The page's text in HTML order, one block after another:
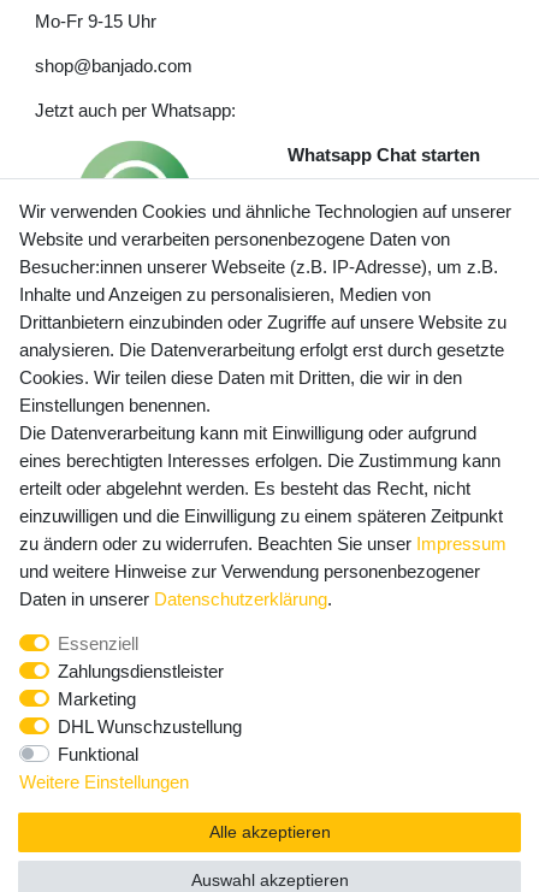
Mo-Fr 9-15 Uhr
shop@banjado.com
Jetzt auch per Whatsapp:
Whatsapp Chat starten
Preisangaben inkl. gesetzl. MwSt. und zzgl. Service- und
Versandkosten
Newsletter Anmeldung - Keine Angebote
mehr verpassen!
E-MAIL **
Newsletter
Honig
Hiermit bestätige ich, dass ich dieDaten­schutz­erklärung
widerrufen.**
Abonnieren
** Hierbei handelt es sich um ein Pflichtfeld.
Wir verwenden Cookies und ähnliche Technologien auf unserer
Website und verarbeiten personenbezogene Daten von
Besucher:innen unserer Webseite (z.B. IP-Adresse), um z.B.
Inhalte und Anzeigen zu personalisieren, Medien von
Drittanbietern einzubinden oder Zugriffe auf unsere Website zu
analysieren. Die Datenverarbeitung erfolgt erst durch gesetzte
Cookies. Wir teilen diese Daten mit Dritten, die wir in den
Einstellungen benennen.
Die Datenverarbeitung kann mit Einwilligung oder aufgrund
eines berechtigten Interesses erfolgen. Die Zustimmung kann
erteilt oder abgelehnt werden. Es besteht das Recht, nicht
einzuwilligen und die Einwilligung zu einem späteren Zeitpunkt
zu ändern oder zu widerrufen. Beachten Sie unser Impressum
und weitere Hinweise zur Verwendung personenbezogener
Daten in unserer Daten­schutz­erklärung.
Essenziell
Zahlungsdienstleister
Marketing
DHL Wunschzustellung
Funktional
Weitere Einstellungen
Alle akzeptieren
Auswahl akzeptieren